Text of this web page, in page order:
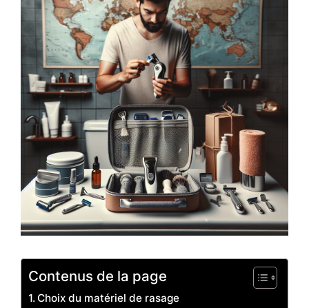
Contenus de la page
Choix du matériel de rasage